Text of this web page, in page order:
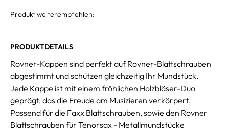
Produkt weiterempfehlen:
PRODUKTDETAILS
Rovner-Kappen sind perfekt auf Rovner-Blattschrauben
abgestimmt und schützen gleichzeitig Ihr Mundstück.
Jede Kappe ist mit einem fröhlichen Holzbläser-Duo
geprägt, das die Freude am Musizieren verkörpert.
Passend für die Faxx Blattschrauben, sowie den Rovner
Blattschrauben für Tenorsax - Metallmundstücke